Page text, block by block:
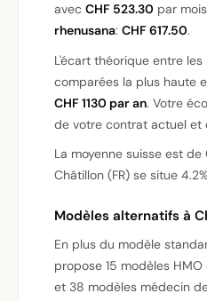
avec CHF 523.30 par
rhenusana: CHF 617.50.
L'écart théorique entre
comparées la plus haute
CHF 1130 par an. Votre
de votre contrat actuel et
La moyenne suisse est
Châtillon (FR) se situe
Modèles alternatifs à
En plus du modèle
propose 15 modèles
et 38 modèles médecin